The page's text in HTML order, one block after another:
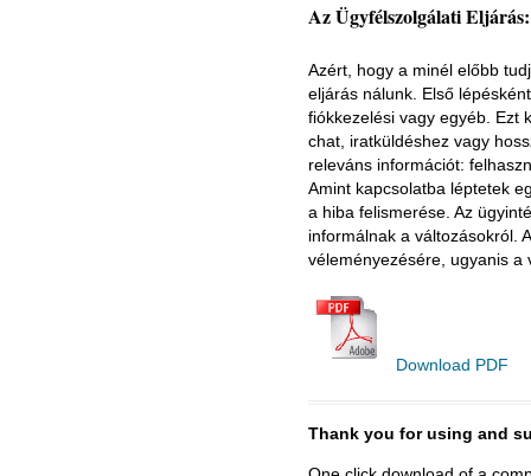
Az Ügyfélszolgálati
Azért, hogy a minél előbb
eljárás nálunk. Első
fiókkezelési vagy egyéb. Ezt
chat, iratküldéshez vagy
releváns információt:
Amint kapcsolatba léptetek
a hiba felismerése. Az
informálnak a változásokról.
véleményezésére, ugyanis a
Download PDF
Thank you for using and